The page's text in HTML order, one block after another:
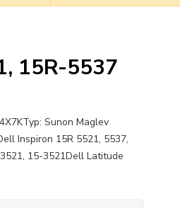
15R-5537
Sunon Maglev
Inspiron 15R 5521, 5537,
15-3521Dell Latitude